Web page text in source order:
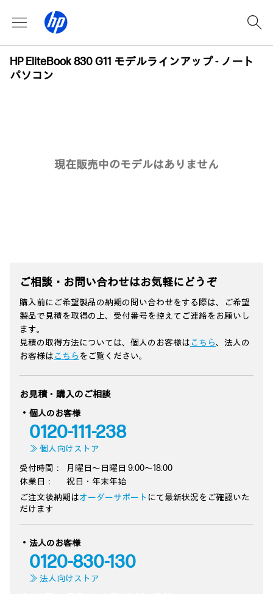
HP EliteBook 830 G11 モデルラインアップ - ノート
パソコン
現在販売中のモデルはありません
ご相談・お問い合わせはお気軽にどうぞ
購入前にご希望製品の納期の問い合わせをする際は、ご希望
製品で見積を取得の上、受付番号を控えてご連絡をお願いし
ます。
見積の取得方法については、個人のお客様はこちら、法人の
お客様はこちら をご覧ください。
お見積・購入のご相談
個人のお客様
0120-111-238
≫ 個人向けストア
受付時間：
月曜日～日曜日 9:00～18:00
休業日：
祝日・年末年始
ご注文後納期はオーダーサポート にて最新状況をご確認いた
だけます
法人のお客様
0120-830-130
≫ 法人向けストア